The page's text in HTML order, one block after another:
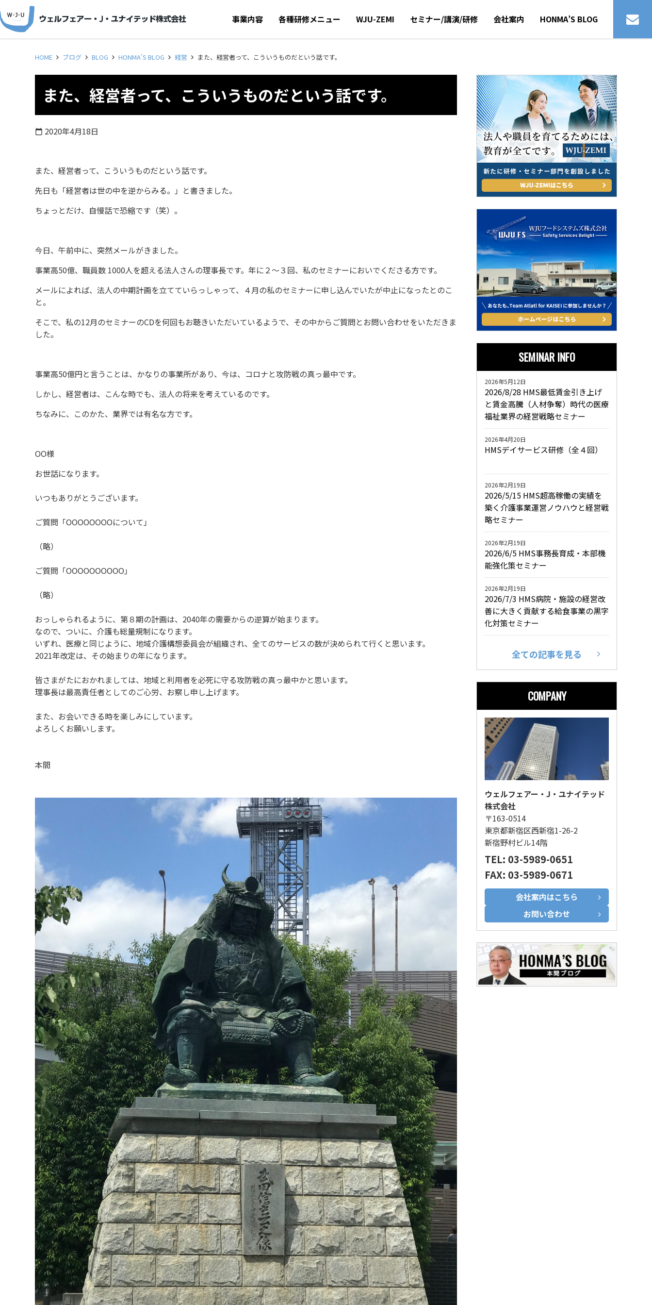
事業内容 各種研修メニュー WJU-ZEMI セミナー/講演/研修 会社案内 HONMA’S BLOG
HOME ブログ BLOG HONMA’S BLOG 経営 また、経営者って、こういうものだという話です。
また、経営者って、こういうものだという話です。
calendar_today 2020年4月18日
また、経営者って、こういうものだという話です。
先日も「経営者は世の中を逆からみる。」と書きました。
ちょっとだけ、自慢話で恐縮です（笑）。
今日、午前中に、突然メールがきました。
事業高50億、職員数 1000人を超える法人さんの理事長です。年に２〜３回、私のセミナーにおいでくださる方です。
メールによれば、法人の中期計画を立てていらっしゃって、４月の私のセミナーに申し込んでいたが中止になったとのこ
と。
そこで、私の12月のセミナーのCDを何回もお聴きいただいているようで、その中からご質問とお問い合わせをいただきま
した。
事業高50億円と言うことは、かなりの事業所があり、今は、コロナと攻防戦の真っ最中です。
しかし、経営者は、こんな時でも、法人の将来を考えているのです。
ちなみに、このかた、業界では有名な方です。
OO様
お世話になります。
いつもありがとうございます。
ご質問「OOOOOOOOについて」
（略）
ご質問「OOOOOOOOOO」
（略）
おっしゃられるように、第８期の計画は、 2040年の需要からの逆算が始まります。
なので、ついに、介護も総量規制になります。
いずれ、医療と同じように、地域介護構想委員会が組織され、 全てのサービスの数が決められて行くと思います。
2021年改定は、その始まりの年になります。
皆さまがたにおかれましては、 地域と利用者を必死に守る攻防戦の真っ最中かと思います。
理事長は最高責任者としてのご心労、お察し申し上げます。
また、お会いできる時を楽しみにしています。
よろしくお願いします。
本間
SEMINAR INFO
2026/8/28 HMS最低賃金引き上げ
と賃金高騰（人材争奪）時代の医療
福祉業界の経営戦略セミナー
2026年5月12日
HMSデイサービス研修（全４回）
2026年4月20日
2026/5/15 HMS超高稼働の実績を
築く介護事業運営ノウハウと経営戦
略セミナー
2026年2月19日
2026/6/5 HMS事務長育成・本部機
能強化策セミナー
2026年2月19日
2026/7/3 HMS病院・施設の経営改
善に大きく貢献する給食事業の黒字
化対策セミナー
2026年2月19日
全ての記事を見る
COMPANY
ウェルフェアー・J・ユナイテッド
株式会社
〒163-0514
東京都新宿区西新宿1-26-2
新宿野村ビル14階
TEL: 03-5989-0651
FAX: 03-5989-0671
会社案内はこちら
お問い合わせ